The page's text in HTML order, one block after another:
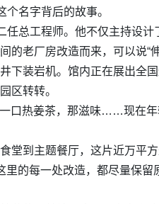
个名字背后的故事。
总工程师。他不仅主持设
老厂房改造而来，可以说“
下装岩机。馆内正在展出全
区转转。
一口热姜茶，那滋味……现在
堂到主题餐厅，这片近万平
里的每一处改造，都尽量